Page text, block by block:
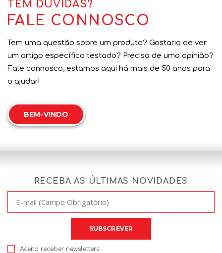
TEM DÚVIDAS?
FALE CONNOSCO
Tem uma questão sobre um produto? Gostaria de ver
um artigo específico testado? Precisa de uma opinião?
Fale connosco, estamos aqui há mais de 50 anos para
o ajudar!
BEM-VINDO
RECEBA AS ÚLTIMAS NOVIDADES
Aceito receber newsletters